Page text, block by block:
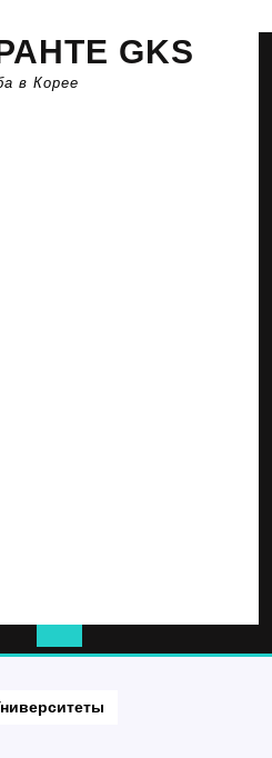
GKS
в Корее